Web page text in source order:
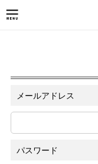
メールアドレス
パスワード